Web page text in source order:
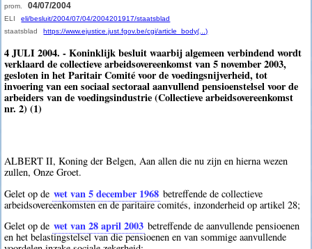
prom. 04/07/2004
ELI
eli/besluit/2004/07/04/2004201917/staatsblad
staatsblad
https://www.ejustice.just.fgov.be/cgi/article_body(...)
4 JULI 2004. - Koninklijk besluit waarbij algemeen verbindend wordt
verklaard de collectieve arbeidsovereenkomst van 5 november 2003,
gesloten in het Paritair Comité voor de voedingsnijverheid, tot
invoering van een sociaal sectoraal aanvullend pensioenstelsel voor de
arbeiders van de voedingsindustrie (Collectieve arbeidsovereenkomst
nr. 2) (1)
ALBERT II, Koning der Belgen, Aan allen die nu zijn en hierna wezen
zullen, Onze Groet.
Gelet op de wet van 5 december 1968 betreffende de collectieve
arbeidsovereenkomsten en de paritaire comités, inzonderheid op artikel 28;
Gelet op de wet van 28 april 2003 betreffende de aanvullende pensioenen
en het belastingstelsel van die pensioenen en van sommige aanvullende